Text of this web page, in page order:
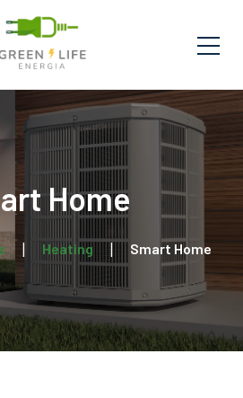
Home
Heating Smart Home